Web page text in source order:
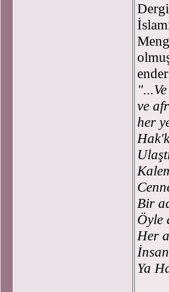
ve
her
Bir
Öyle
Her
Ya